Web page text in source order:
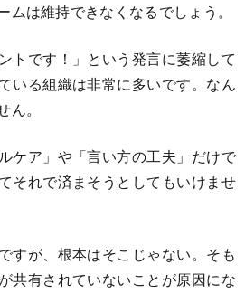
ムは維持できなくなるでしょう。
トです！」という発言に萎縮して
いる組織は非常に多いです。なん
。
ケア」や「言い方の工夫」だけで
それで済まそうとしてもいけませ
すが、根本はそこじゃない。そも
共有されていないことが原因にな